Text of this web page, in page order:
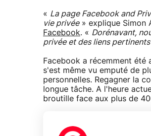
« La page Facebook and
vie privée» explique Simon
Facebook. « Dorénavant,
privée et des liens
Facebook a récemment
s'est même vu emputé de
personnelles. Regagner la
longue tâche. A l'heure
broutille face aux plus de